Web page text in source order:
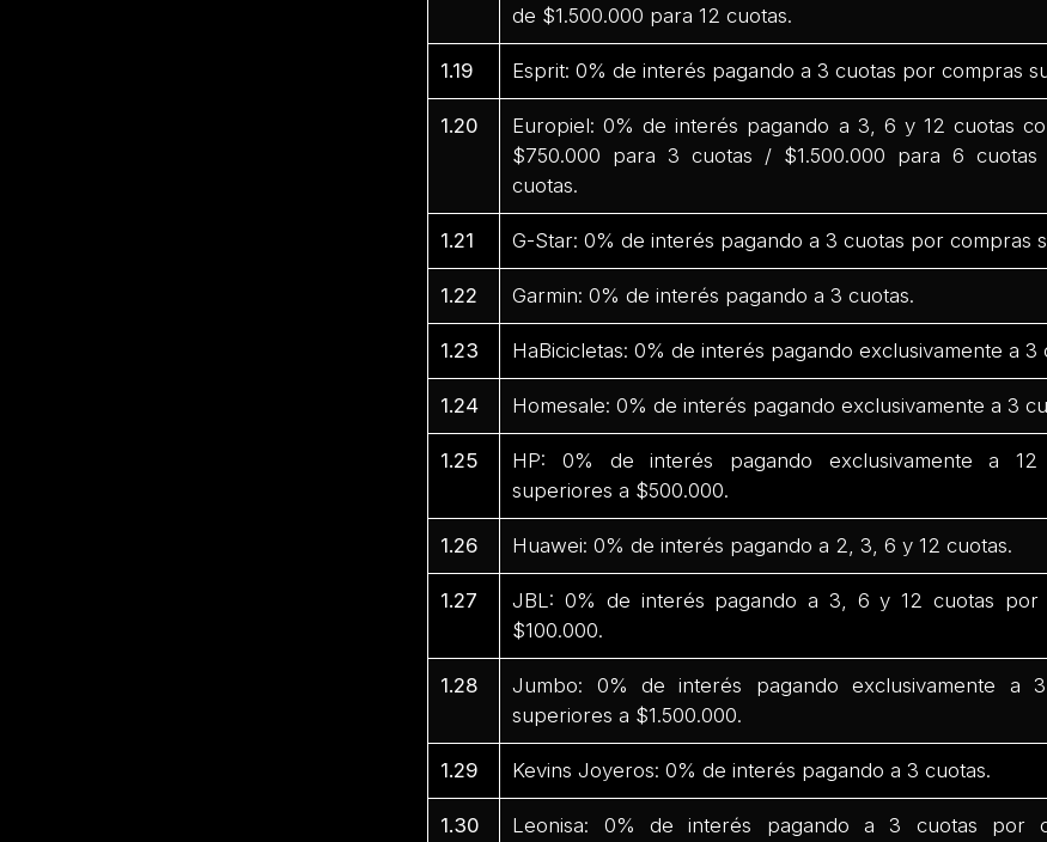
de $1.500.000 para 12 cuotas.
1.19 Esprit: 0% de interés pagando a 3 cuotas por compras
1.20
Europiel: 0% de interés pagando a 3, 6 y 12 cuotas
$750.000 para 3 cuotas / $1.500.000 para 6
cuotas.
1.21 G-Star: 0% de interés pagando a 3 cuotas por compras
1.22 Garmin: 0% de interés pagando a 3 cuotas.
1.23 HaBicicletas: 0% de interés pagando exclusivamente a 3
1.24 Homesale: 0% de interés pagando exclusivamente a 3
1.25
HP: 0% de interés pagando exclusivamente a
superiores a $500.000.
1.26 Huawei: 0% de interés pagando a 2, 3, 6 y 12 cuotas.
1.27
JBL: 0% de interés pagando a 3, 6 y 12 cuotas por
$100.000.
1.28
Jumbo: 0% de interés pagando exclusivamente a
superiores a $1.500.000.
1.29 Kevins Joyeros: 0% de interés pagando a 3 cuotas.
1.30
Leonisa: 0% de interés pagando a 3 cuotas por